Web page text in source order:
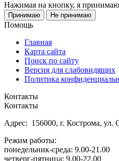
Нажимая на кнопку, я принимаю
Принимаю Не принимаю
Помощь
Главная
Карта сайта
Поиск по сайту
Версия для слабовидящих
Политика
Контакты
Контакты
Адрес: 156000, г. Кострома, ул.
Режим работы:
понедельник-среда: 9.00-21.00
четверг-пятница: 9.00-22.00